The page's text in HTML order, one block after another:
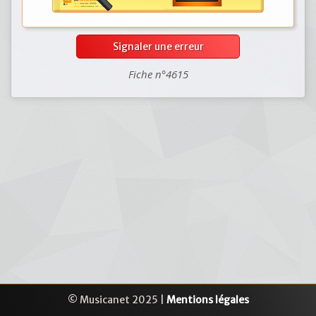
Signaler une erreur
Fiche n°4615
© Musicanet 2025 | Mentions légales